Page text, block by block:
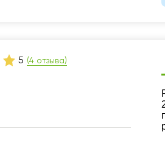
5 (4 отзыва)